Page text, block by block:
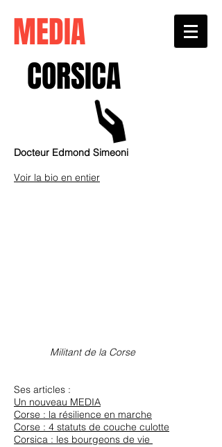
MEDIA
CORSICA
Docteur Edmond Simeoni
Voir la bio en entier
Militant de la Corse
Ses articles :
Un nouveau MEDIA
Corse : la résilience en marche
Corse : 4 statuts de couche culotte
Corsica : les bourgeons de vie